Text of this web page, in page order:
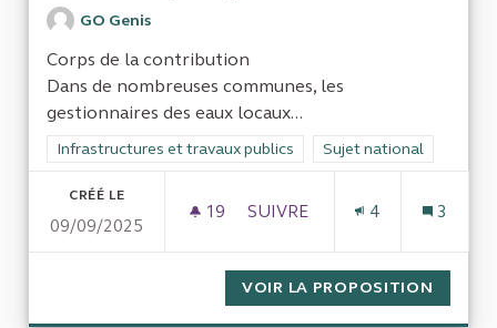
GO Genis
Corps de la contribution
Dans de nombreuses communes, les
gestionnaires des eaux locaux...
Filtrer les résultats de la catégorie : Infrastructures et
Infrastructures et travaux publics Filtrer les résultats
Sujet national
CRÉÉ LE
09/09/2025
19 19 ABONNÉS
SUIVRE
4 3
VOIR LA PROPOSITION